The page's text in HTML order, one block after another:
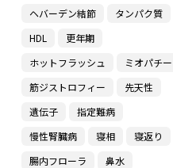
ヘバーデン結節
タンパク質
HDL
更年期
ホットフラッシュ
ミオパチー
筋ジストロフィー
先天性
遺伝子
指定難病
慢性腎臓病
寝相
寝返り
腸内フローラ
鼻水